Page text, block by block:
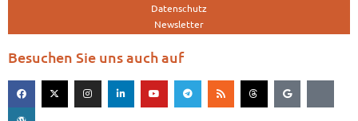
Datenschutz
Newsletter
Besuchen Sie uns auch auf